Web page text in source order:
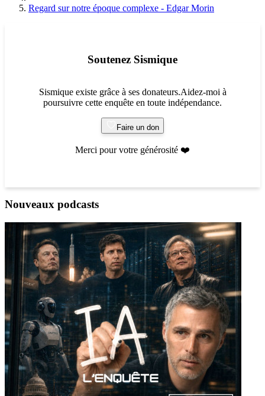
Regard sur notre époque complexe - Edgar Morin
Soutenez Sismique
Sismique existe grâce à ses donateurs.Aidez-moi à
poursuivre cette enquête en toute indépendance.
Faire un don
Merci pour votre générosité ❤️
Nouveaux podcasts